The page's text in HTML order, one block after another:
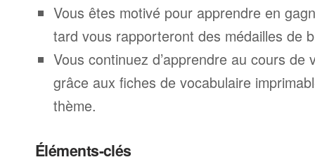
Vous êtes motivé pour apprendre en
tard vous rapporteront des médailles de
Vous continuez d’apprendre au cours de
grâce aux fiches de vocabulaire
thème.
Éléments-clés